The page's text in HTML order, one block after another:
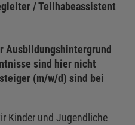
/ Teilhabeassistent
Ausbildungshintergrund
sind hier nicht
(m/w/d) sind bei
Kinder und Jugendliche